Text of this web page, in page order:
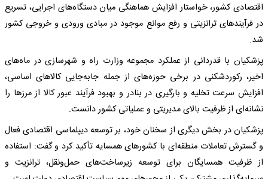
اقتصادی کشور، خواستار افزایش هماهنگی میان دستگاه‌های اجرایی، تسریع
در فرآیندهای ترانزیتی و رفع موانع موجود در مبادی ورودی و خروجی کشور
شد.
پزشکیان با قدردانی از عملکرد مجموعه وزارت راه و شهرسازی در ماه‌های
اخیر، رکوردشکنی در برخی حوزه‌های از جمله جابه‌جایی کالاهای اساسی،
افزایش سرعت تخلیه و بارگیری در بنادر و بهبود فرآیند عبور کالا از مرزها را
نشانه‌ای از ظرفیت بالای مدیریتی و عملیاتی کشور دانست.
پزشکیان در بخش دیگری از سخنان خود، بر توسعه دیپلماسی اقتصادی فعال
و گسترش تعاملات منطقه‌ای با کشورهای همسایه تأکید کرد و گفت: استفاده
از ظرفیت همسایگان برای توسعه زیرساخت‌های حمل‌ونقل، ترانزیت و